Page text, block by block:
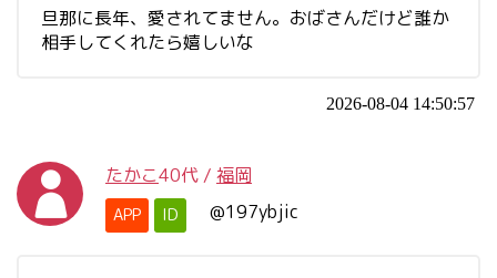
旦那に長年、愛されてません。おばさんだけど誰か
相手してくれたら嬉しいな
2026-08-04 14:50:57
たかこ40代 / 福岡
APP ID @197ybjic